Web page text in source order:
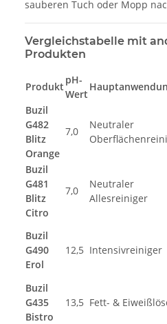
sauberen Tuch oder Mopp
Vergleichstabelle mit
Produkten
Produkt
pH-
Wert
Buzil
G482
Blitz
Orange
7,0
Neutraler
Buzil
G481
Blitz
Citro
7,0
Neutraler
Allesreiniger
Buzil
G490
Erol
12,5 Intensivreiniger
Buzil
G435
Bistro
13,5 Fett- &